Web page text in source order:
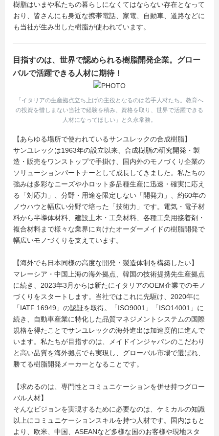
樹脂はいまや私たちの暮らしになくてはならない存在となって
おり、皆さんにも身近な携帯電話、家電、自動車、道路などに
も当社が生み出した樹脂が使われています。
目指すのは、世界で認められる樹脂開発企業。グロー
バルで活躍できる人材に期待！
「イタリアの生産拠点立ち上げの主役となるのは若手人材たち。教育へ
の投資を惜しまない当社で経験を積み、資格を取り、世界で活躍できる
人材になってほしい」と久永常務。
【あらゆる場所で使われているサンユレックの合成樹脂】
サンユレックは1963年の設立以来、合成樹脂の研究開発・製
造・販売をワンストップで手掛け、国内外のモノづくり企業の
ソリューションパートナーとして成長してきました。私たちの
強みは多彩なニーズや小ロット多品種生産に迅速・確実に応え
る「対応力」、分野・用途を限定しない「開発力」、約60年の
ノウハウと幅広い分野で培った「技術力」です。電気・電子材
料から半導体材料、建設土木・工業材料、各種工業用接着剤・
複合材料まで様々な業界に向けたオーダーメイドの樹脂開発で
幅広いモノづくりを支えています。
【海外でも日本同様の高度な開発・製造体制を構築したい】
マレーシア・中国上海の海外拠点、韓国の技術提携先生産拠点
に続き、2023年3月からは新たにイタリアのOEM企業でのモノ
づくりをスタートします。当社ではこれに先駆け、2020年に
「IATF 16949」の認証を取得。「ISO9001」「ISO14001」に
続き、自動車産業に特化した品質マネジメントシステムの国際
規格を得たことでサンユレックの海外進出は加速度的に進んで
います。私たちが目指すのは、メイドインジャパンのこだわり
と高い品質を海外拠点でも実現し、グローバル市場で選ばれ、
勝てる樹脂開発メーカーとなることです。
【求めるのは、専門性とコミュニケーションを併せ持つグロー
バル人材】
そんなビジョンを実現するために必要なのは、ケミカルの知識
以上にコミュニケーションスキルを持つ人材です。国内はもと
より、欧米、中国、ASEANなど多様な国のお客様や現地スタ